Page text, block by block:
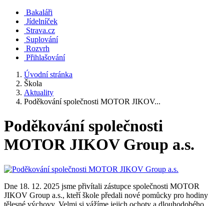
Bakaláři
Jídelníček
Strava.cz
Suplování
Rozvrh
Přihlašování
Úvodní stránka
Škola
Aktuality
Poděkování společnosti MOTOR JIKOV...
Poděkování společnosti
MOTOR JIKOV Group a.s.
Dne 18. 12. 2025 jsme přivítali zástupce společnosti MOTOR
JIKOV Group a.s., kteří škole předali nové pomůcky pro hodiny
tělesné výchovy. Velmi si vážíme jejich ochoty a dlouhodobého